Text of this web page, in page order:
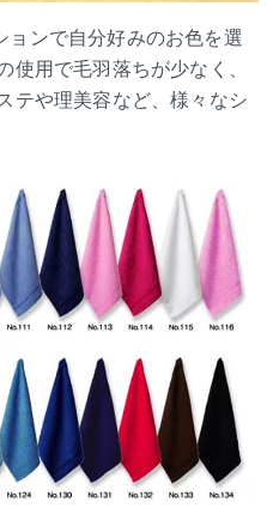
ンで自分好みのお色を選
用で毛羽落ちが少なく、
テや理美容など、様々なシ